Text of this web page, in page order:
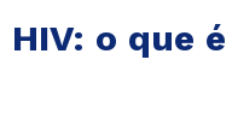
HIV: o que